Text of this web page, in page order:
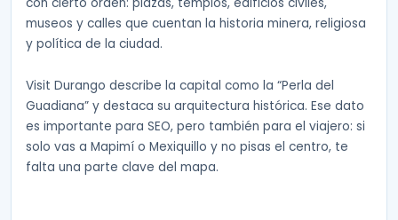
museos y calles que cuentan la historia minera, religiosa
y política de la ciudad.
Visit Durango describe la capital como la “Perla del
Guadiana” y destaca su arquitectura histórica. Ese dato
es importante para SEO, pero también para el viajero: si
solo vas a Mapimí o Mexiquillo y no pisas el centro, te
falta una parte clave del mapa.